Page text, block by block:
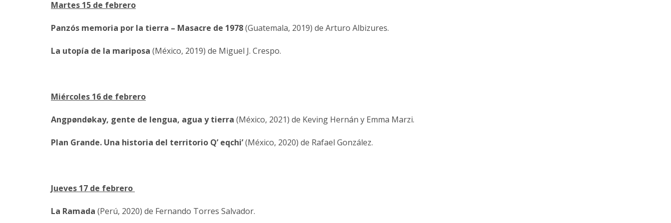
Martes 15 de febrero
Panzós memoria por la tierra – Masacre de 1978(Guatemala, 2019) de Arturo Albizures.
La utopía de la mariposa (México, 2019) de Miguel J. Crespo.
Miércoles 16 de febrero
Angpøndøkay, gente de lengua, agua y tierra (México, 2021) de Keving Hernán y Emma Marzi.
Plan Grande. Una historia del territorio Q’ eqchi’(México, 2020) de Rafael González.
Jueves 17 de febrero
La Ramada (Perú, 2020) de Fernando Torres Salvador.